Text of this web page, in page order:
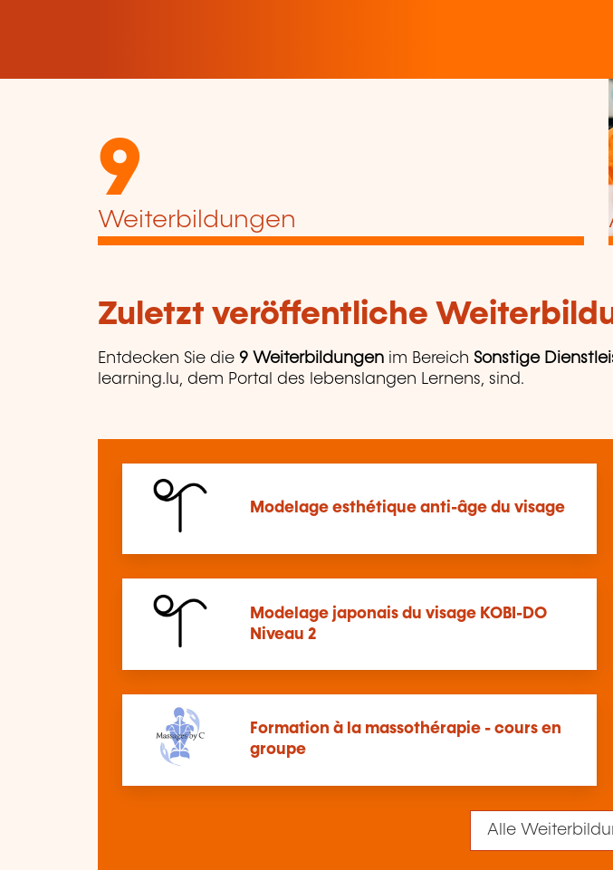
9
Weiterbildungen
Zuletzt veröffentliche
Entdecken Sie die 9 Weiterbildungen im Bereich Sonstige
learning.lu, dem Portal des lebenslangen Lernens, sind.
Modelage esthétique anti-âge du visage
Modelage japonais du visage KOBI-DO
Niveau 2
Formation à la massothérapie - cours en
groupe
Alle